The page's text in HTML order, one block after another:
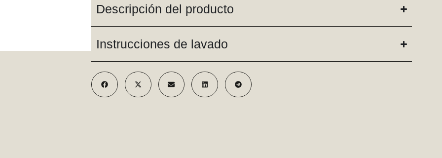
Descripción del producto
Instrucciones de lavado